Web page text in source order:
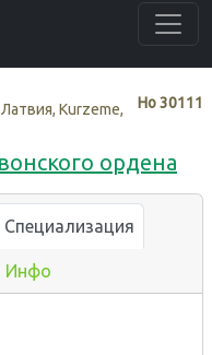
Нo30111
Латвия, Kurzeme,
ордена
Специализация
Инфо